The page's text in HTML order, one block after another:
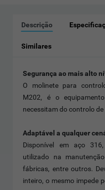
Descrição
Similares
Segurança ao mais alto
O molinete para
M202, é o
necessitam do controlo
Adaptável a qualquer
Disponível em aço
utilizado na
fábricas, entre outros.
inteiro, o mesmo impede